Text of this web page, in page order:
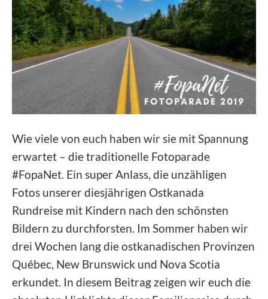
Wie viele von euch haben wir sie mit Spannung
erwartet – die traditionelle Fotoparade
#FopaNet. Ein super Anlass, die unzähligen
Fotos unserer diesjährigen Ostkanada
Rundreise mit Kindern nach den schönsten
Bildern zu durchforsten. Im Sommer haben wir
drei Wochen lang die ostkanadischen Provinzen
Québec, New Brunswick und Nova Scotia
erkundet. In diesem Beitrag zeigen wir euch die